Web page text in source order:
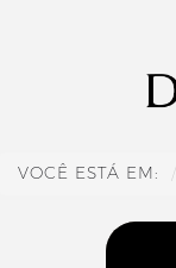
VOCÊ ESTÁ EM: